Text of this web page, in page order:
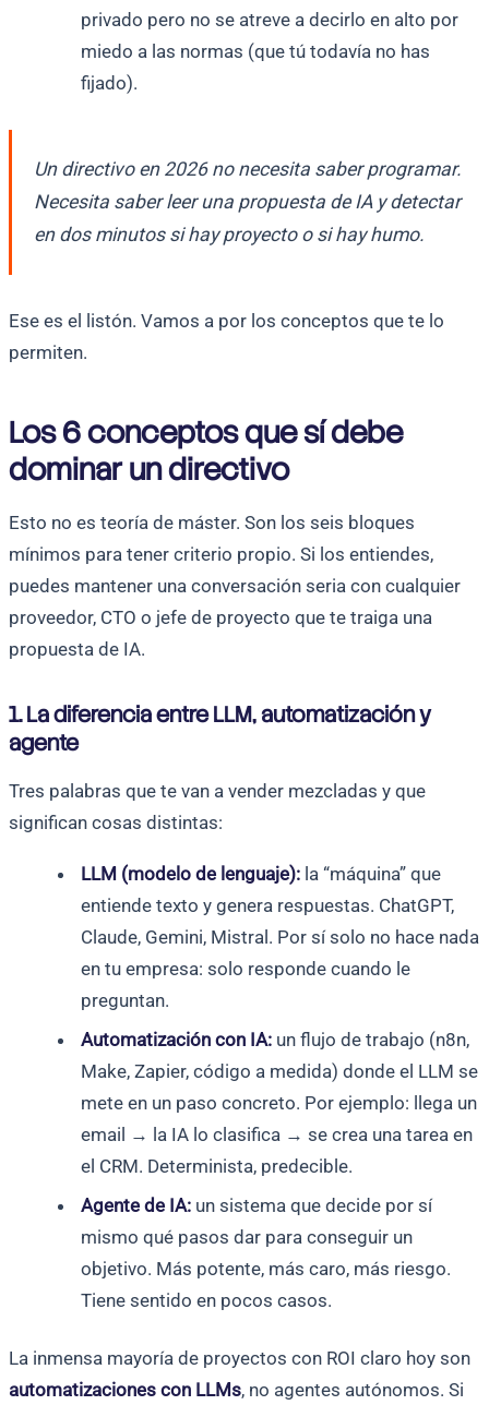
privado pero no se atreve a decirlo en alto por
miedo a las normas (que tú todavía no has
fijado).
Un directivo en 2026 no necesita saber programar.
Necesita saber leer una propuesta de IA y detectar
en dos minutos si hay proyecto o si hay humo.
Ese es el listón. Vamos a por los conceptos que te lo
permiten.
Los 6 conceptos que sí debe
dominar un directivo
Esto no es teoría de máster. Son los seis bloques
mínimos para tener criterio propio. Si los entiendes,
puedes mantener una conversación seria con cualquier
proveedor, CTO o jefe de proyecto que te traiga una
propuesta de IA.
1. La diferencia entre LLM, automatización y
agente
Tres palabras que te van a vender mezcladas y que
significan cosas distintas:
LLM (modelo de lenguaje): la “máquina” que
entiende texto y genera respuestas. ChatGPT,
Claude, Gemini, Mistral. Por sí solo no hace nada
en tu empresa: solo responde cuando le
preguntan.
Automatización con IA: un flujo de trabajo (n8n,
Make, Zapier, código a medida) donde el LLM se
mete en un paso concreto. Por ejemplo: llega un
email → la IA lo clasifica → se crea una tarea en
el CRM. Determinista, predecible.
Agente de IA: un sistema que decide por sí
mismo qué pasos dar para conseguir un
objetivo. Más potente, más caro, más riesgo.
Tiene sentido en pocos casos.
La inmensa mayoría de proyectos con ROI claro hoy son
automatizaciones con LLMs, no agentes autónomos. Si